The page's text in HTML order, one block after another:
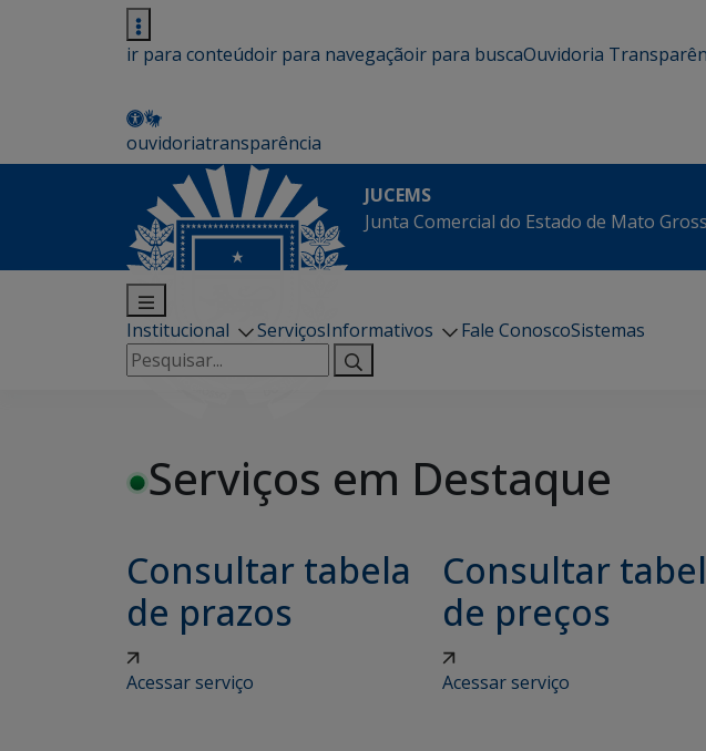
ir para conteúdoir para navegaçãoir para buscaOuvidoria
ouvidoriatransparência
JUCEMS
Junta Comercial do Estado de Mato
Institucional ServiçosInformativos Fale ConoscoSistemas
Pesquisar
por:
Serviços em Destaque
Consultar tabela
de prazos
Acessar serviço
Consultar
de preços
Acessar serviço